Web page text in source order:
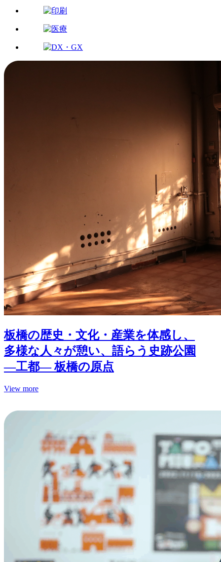
板橋の歴史・文化・産業を体感し、
多様な人々が憩い、語らう史跡公園
—工都— 板橋の原点
View more